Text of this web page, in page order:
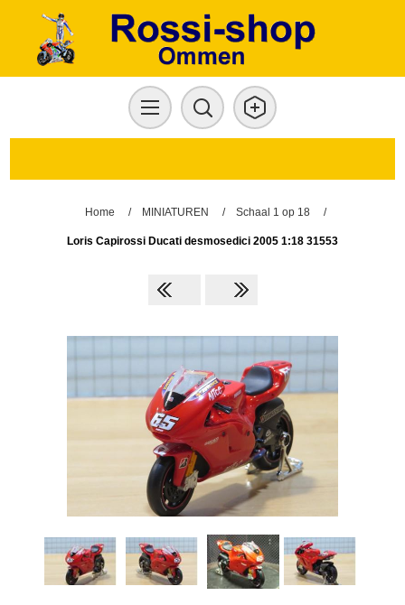
Home / MINIATUREN / Schaal 1 op 18 /
Loris Capirossi Ducati desmosedici 2005 1:18 31553